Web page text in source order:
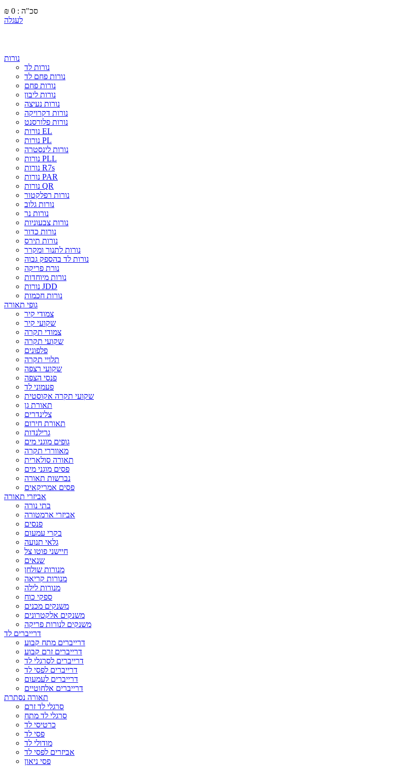
₪
סכ"ה : 0
לעגלה
נורות
נורות לד
נורות פחם לד
נורות פחם
נורות ליבון
נורות נעיצה
נורות דקרויקה
נורות פלורסנט
נורות EL
נורות PL
נורות לינסטרה
נורות PLL
נורות R7s
נורות PAR
נורות QR
נורות רפלקטור
נורות גלוב
נורות נר
נורות צבעוניות
נורות כדור
נורות תירס
נורות לתנור ומקרר
נורות לד בהספק גבוה
נורת פריקה
נורות מיוחדות
נורות JDD
נורות חכמות
גופי תאורה
צמודי קיר
שקועי קיר
צמודי תקרה
שקועי תקרה
פלפונים
תלויי תקרה
שקועי רצפה
פנסי הצפה
פעמוני לד
שקועי תקרה אקוסטית
תאורת גן
צלינדרים
תאורת חירום
גרילנדות
גופים מוגני מים
מאווררי תקרה
תאורה סולארית
פסים מוגני מים
נברשות תאורה
פסים אמריקאים
אביזרי תאורה
בתי נורה
אביזרי ארמטורה
פנסים
בקרי עמעום
גלאי תנועה
חיישני פוטו צל
שנאים
מנורות שולחן
מנורות קריאה
מנורות לילה
ספקי כוח
משנקים מכנים
משנקים אלקטרונים
משנקים לנורות פריקה
דרייברים לד
דרייברים מתח קבוע
דרייברים זרם קבוע
דרייברים לסרגלי לד
דרייברים לפסי לד
דרייברים לעמעום
דרייברים אלחוטיים
תאורה נסתרת
סרגלי לד זרם
סרגלי לד מתח
כרטיסי לד
פסי לד
מודולי לד
אביזרים לפסי לד
פסי ניאון